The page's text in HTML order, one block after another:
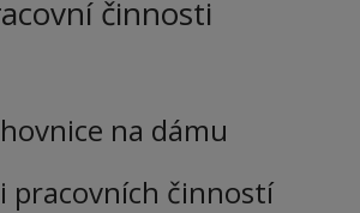
činnosti
na dámu
pracovních činností